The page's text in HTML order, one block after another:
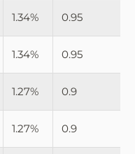
1.34% 0.95
1.34% 0.95
1.27% 0.9
1.27% 0.9